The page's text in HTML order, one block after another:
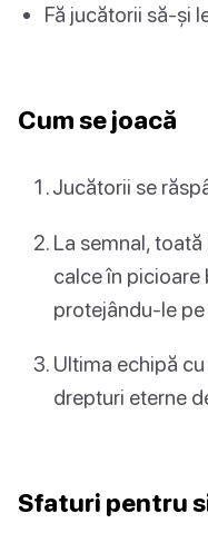
Fă jucătorii să-și
Cum se joacă
Jucătorii se
La semnal,
calce în picioare
protejându-le pe
Ultima echipă
drepturi eterne
Sfaturi pentru